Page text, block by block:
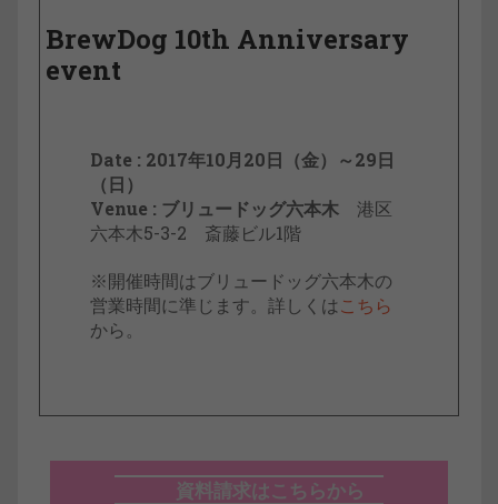
BrewDog 10th Anniversary
event
Date : 2017年10月20日（金）～29日
（日）
Venue : ブリュードッグ六本木 港区
六本木5-3-2 斎藤ビル1階
※開催時間はブリュードッグ六本木の
営業時間に準じます。詳しくはこちら
から。
資料請求はこちらから